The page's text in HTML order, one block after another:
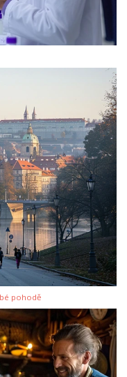
pohodě